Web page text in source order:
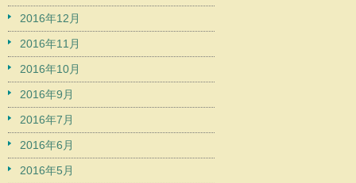
2016年12月
2016年11月
2016年10月
2016年9月
2016年7月
2016年6月
2016年5月